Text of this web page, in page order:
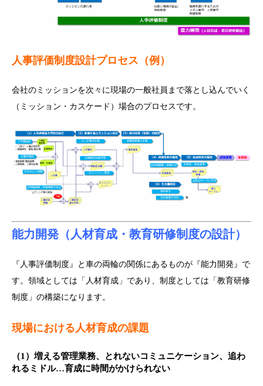
人事評価制度設計プロセス（例）
会社のミッションを次々に現場の一般社員まで落とし込んでいく
（ミッション・カスケード）場合のプロセスです。
能力開発（人材育成・教育研修制度の設計）
『人事評価制度』と車の両輪の関係にあるものが『能力開発』で
す。領域としては「人材育成」であり、制度としては「教育研修
制度」の構築になります。
現場における人材育成の課題
（1）増える管理業務、とれないコミュニケーション、追わ
れるミドル…育成に時間がかけられない